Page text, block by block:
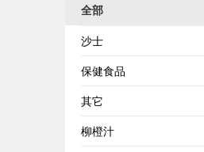
全部
沙士
保健食品
其它
柳橙汁